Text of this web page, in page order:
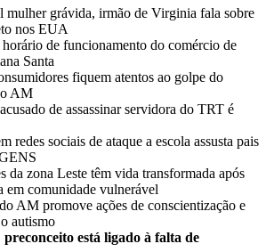
mulher grávida, irmão de Virginia fala sobre
nos EUA
de funcionamento do comércio de
Santa
fiquem atentos ao golpe do
AM
de assassinar servidora do TRT é
redes sociais de ataque a escola assusta pais
da zona Leste têm vida transformada após
em comunidade vulnerável
AM promove ações de conscientização e
autismo
está ligado à falta de